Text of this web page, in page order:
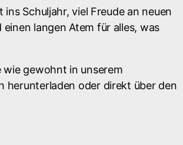
ins Schuljahr, viel Freude an neuen
langen Atem für alles, was
wie gewohnt in unserem
herunterladen oder direkt über den